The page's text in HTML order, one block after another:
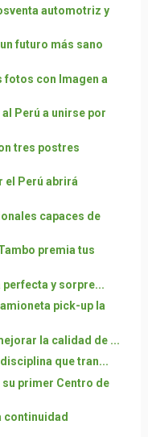
automotriz y
futuro más sano
fotos con Imagen a
Perú a unirse por
tres postres
el Perú abrirá
capaces de
premia tus
y sorpre...
pick-up la
la calidad de ...
que tran...
primer Centro de
continuidad